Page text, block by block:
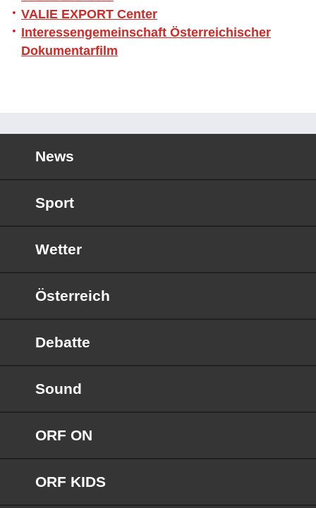
VALIE EXPORT Center
Interessengemeinschaft Österreichischer
Dokumentarfilm
News
Sport
Wetter
Österreich
Debatte
Sound
ORF ON
ORF KIDS